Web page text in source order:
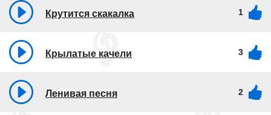
Крутится скакалка 1
Крылатые качели 3
Ленивая песня 2